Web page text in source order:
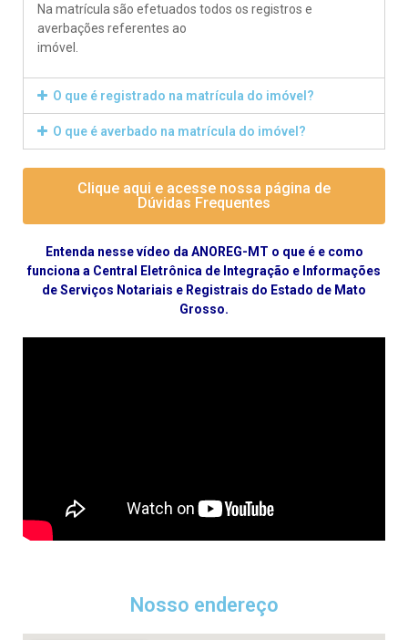
Na matrícula são efetuados todos os registros e
averbações referentes ao
imóvel.
O que é registrado na matrícula do imóvel?
O que é averbado na matrícula do imóvel?
Clique aqui e acesse nossa página de
Dúvidas Frequentes
Entenda nesse vídeo da ANOREG-MT o que é e como
funciona a Central Eletrônica de Integração e Informações
de Serviços Notariais e Registrais do Estado de Mato
Grosso.
Nosso endereço